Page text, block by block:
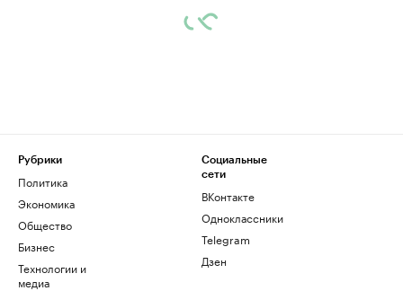
Рубрики
Политика
Экономика
Общество
Бизнес
Технологии и
медиа
Социальные
сети
ВКонтакте
Одноклассники
Telegram
Дзен